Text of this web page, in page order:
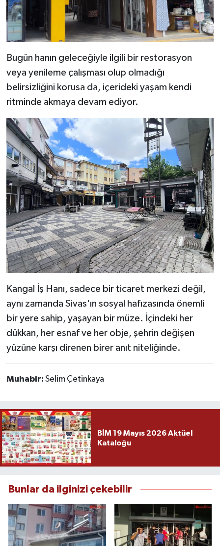
Bugün hanın geleceğiyle ilgili bir restorasyon
veya yenileme çalışması olup olmadığı
belirsizliğini korusa da, içerideki yaşam kendi
ritminde akmaya devam ediyor.
Kangal İş Hanı, sadece bir ticaret merkezi değil,
aynı zamanda Sivas'ın sosyal hafızasında önemli
bir yere sahip, yaşayan bir müze. İçindeki her
dükkan, her esnaf ve her obje, şehrin değişen
yüzüne karşı direnen birer anıt niteliğinde.
Muhabir: Selim Çetinkaya
BİM 19 Mayıs 2026 Aktüel
Kataloğu
Bunlar da ilginizi çekebilir